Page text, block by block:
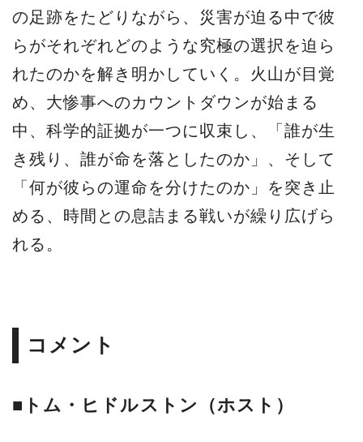
の足跡をたどりながら、災害が迫る中で彼
らがそれぞれどのような究極の選択を迫ら
れたのかを解き明かしていく。火山が目覚
め、大惨事へのカウントダウンが始まる
中、科学的証拠が一つに収束し、「誰が生
き残り、誰が命を落としたのか」、そして
「何が彼らの運命を分けたのか」を突き止
める、時間との息詰まる戦いが繰り広げら
れる。
コメント
■トム・ヒドルストン（ホスト）